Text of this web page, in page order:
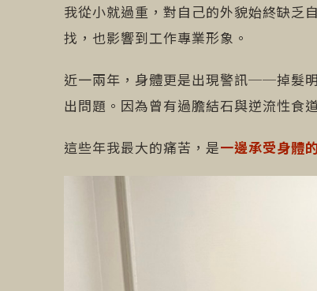
我從小就過重，對自己的外貌始終缺乏
找，也影響到工作專業形象。
近一兩年，身體更是出現警訊──掉髮
出問題。因為曾有過膽結石與逆流性食
這些年我最大的痛苦，是一邊承受身體